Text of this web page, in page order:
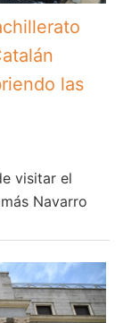
las
visitar el
Navarro